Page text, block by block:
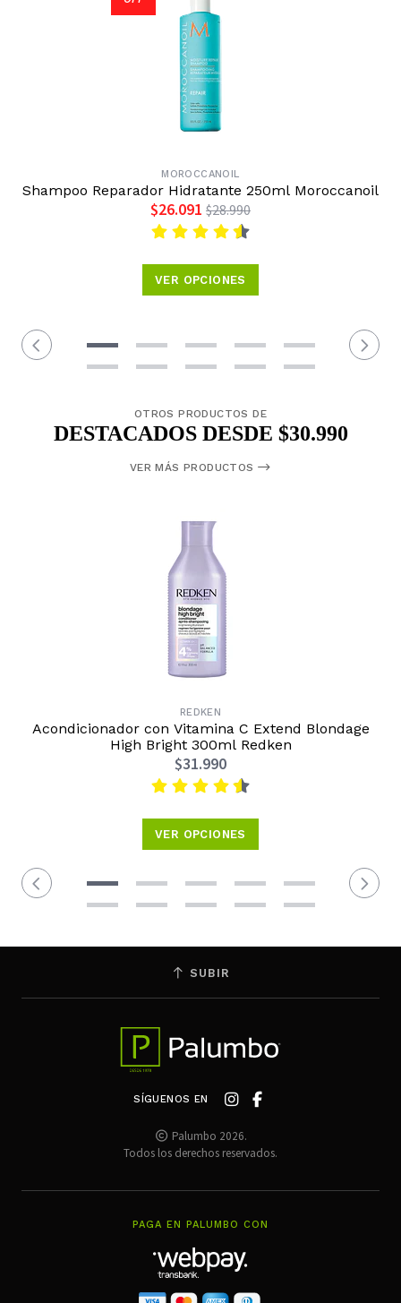
MOROCCANOIL
Shampoo Reparador Hidratante 250ml Moroccanoil
$26.091 $28.990
VER OPCIONES
OTROS PRODUCTOS DE
DESTACADOS DESDE $30.990
VER MÁS PRODUCTOS
REDKEN
Acondicionador con Vitamina C Extend Blondage
High Bright 300ml Redken
$31.990
VER OPCIONES
SUBIR
SÍGUENOS EN
Palumbo 2026.
Todos los derechos reservados.
PAGA EN PALUMBO CON